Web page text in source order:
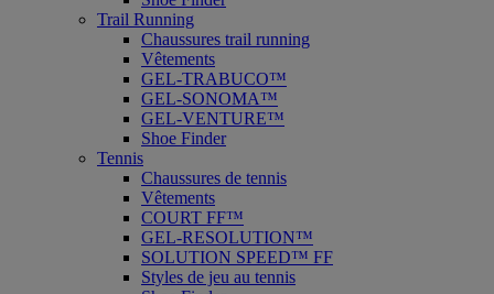
Trail Running
Chaussures trail running
Vêtements
GEL-TRABUCO™
GEL-SONOMA™
GEL-VENTURE™
Shoe Finder
Tennis
Chaussures de tennis
Vêtements
COURT FF™
GEL-RESOLUTION™
SOLUTION SPEED™ FF
Styles de jeu au tennis